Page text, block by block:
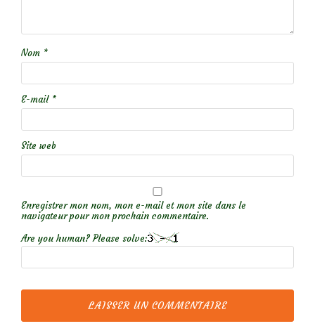
Nom *
E-mail *
Site web
Enregistrer mon nom, mon e-mail et mon site dans le
navigateur pour mon prochain commentaire.
Are you human? Please solve: